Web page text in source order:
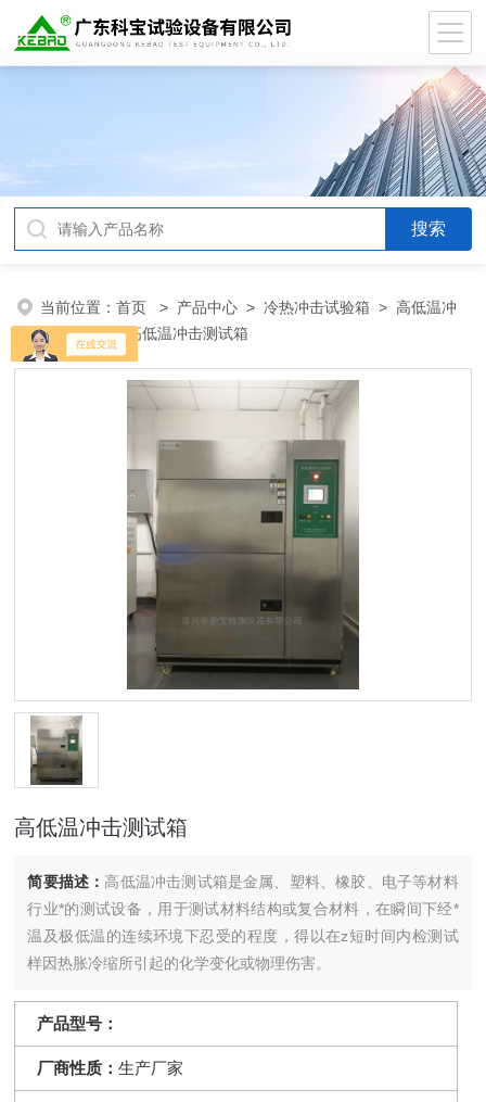
当前位置：首页 > 产品中心 >冷热冲击试验箱 >高低温冲
击试验箱> 高低温冲击测试箱
高低温冲击测试箱
简要描述： 高低温冲击测试箱是金属、塑料、橡胶、电子等材料
行业*的测试设备，用于测试材料结构或复合材料，在瞬间下经*
温及极低温的连续环境下忍受的程度，得以在z短时间内检测试
样因热胀冷缩所引起的化学变化或物理伤害。
产品型号：
厂商性质：生产厂家